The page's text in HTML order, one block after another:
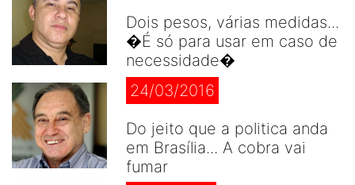
Dois pesos, várias medidas...
�É só para usar em caso de
necessidade�
24/03/2016
Do jeito que a politica anda
em Brasília... A cobra vai
fumar